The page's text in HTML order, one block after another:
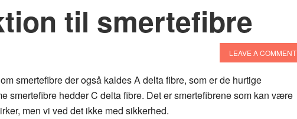
til smertefibre
LEAVE A COMMENT
smertefibre der også kaldes A delta fibre, som er de hurtige
smertefibre hedder C delta fibre. Det er smertefibrene som kan være
men vi ved det ikke med sikkerhed.